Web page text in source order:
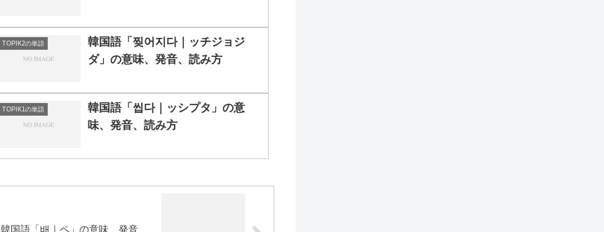
TOPIK2の単語
韓国語「찢어지다｜ッチジョジ
ダ」の意味、発音、読み方
TOPIK1の単語
韓国語「씹다｜ッシプタ」の意
味、発音、読み方
韓国語「배｜ペ」の意味、発音、